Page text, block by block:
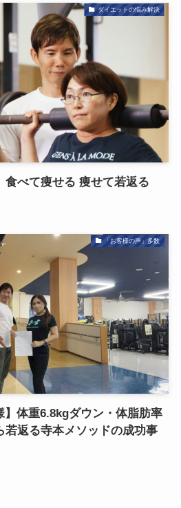
ダイエットの悩み解決
食べて痩せる 痩せて若返る
「お客様の声」多数
】体重6.8kgダウン・体脂肪率
若返る寺本メソッドの成功事